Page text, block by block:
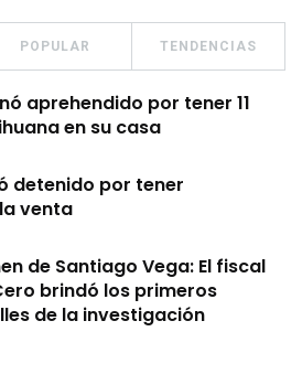
POPULAR TENDENCIAS
aprehendido por tener 11
en su casa
detenido por tener
venta
de Santiago Vega: El fiscal
brindó los primeros
de la investigación